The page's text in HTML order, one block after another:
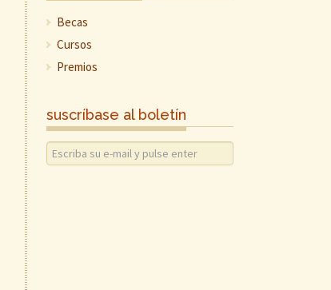
Becas
Cursos
Premios
suscríbase al boletín